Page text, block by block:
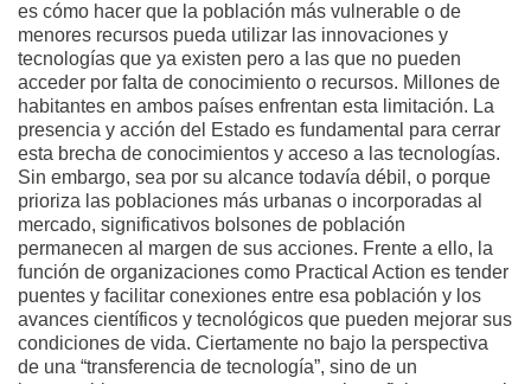
es cómo hacer que la población más vulnerable o de
menores recursos pueda utilizar las innovaciones y
tecnologías que ya existen pero a las que no pueden
acceder por falta de conocimiento o recursos. Millones de
habitantes en ambos países enfrentan esta limitación. La
presencia y acción del Estado es fundamental para cerrar
esta brecha de conocimientos y acceso a las tecnologías.
Sin embargo, sea por su alcance todavía débil, o porque
prioriza las poblaciones más urbanas o incorporadas al
mercado, significativos bolsones de población
permanecen al margen de sus acciones. Frente a ello, la
función de organizaciones como Practical Action es tender
puentes y facilitar conexiones entre esa población y los
avances científicos y tecnológicos que pueden mejorar sus
condiciones de vida. Ciertamente no bajo la perspectiva
de una “transferencia de tecnología”, sino de un